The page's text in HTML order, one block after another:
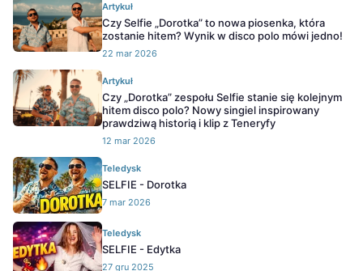
Artykuł
Czy Selfie „Dorotka” to nowa piosenka, która
zostanie hitem? Wynik w disco polo mówi jedno!
22 mar 2026
Artykuł
Czy „Dorotka” zespołu Selfie stanie się kolejnym
hitem disco polo? Nowy singiel inspirowany
prawdziwą historią i klip z Teneryfy
12 mar 2026
Teledysk
SELFIE - Dorotka
7 mar 2026
Teledysk
SELFIE - Edytka
27 gru 2025